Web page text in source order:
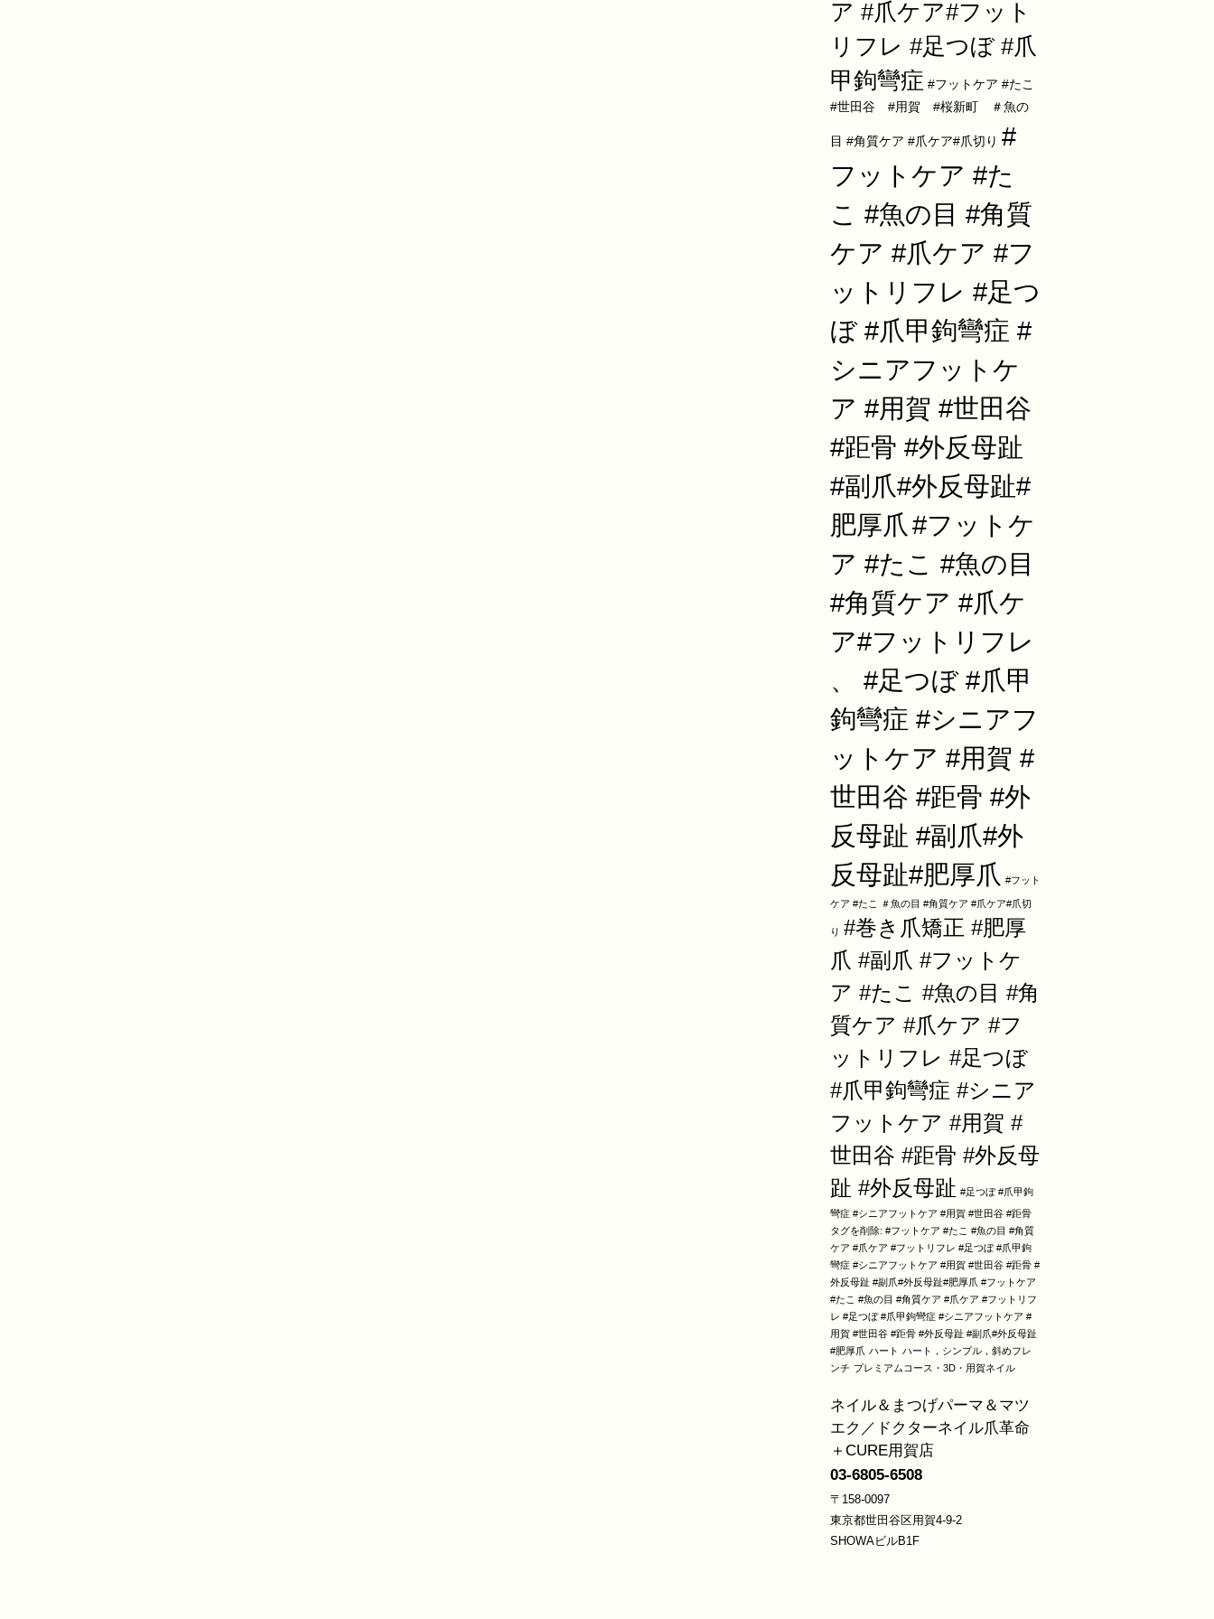
ア #爪ケア#フット
リフレ #足つぼ #爪
甲鉤彎症 #フットケア #たこ
#世田谷 #用賀 #桜新町 ＃魚の
目 #角質ケア #爪ケア#爪切り #
フットケア #た
こ #魚の目 #角質
ケア #爪ケア #フ
ットリフレ #足つ
ぼ #爪甲鉤彎症 #
シニアフットケ
ア #用賀 #世田谷
#距骨 #外反母趾
#副爪#外反母趾#
肥厚爪 #フットケ
ア #たこ #魚の目
#角質ケア #爪ケ
ア#フットリフレ
、 #足つぼ #爪甲
鉤彎症 #シニアフ
ットケア #用賀 #
世田谷 #距骨 #外
反母趾 #副爪#外
反母趾#肥厚爪 #フット
ケア #たこ ＃魚の目 #角質ケア #爪ケア#爪切
り #巻き爪矯正 #肥厚
爪 #副爪 #フットケ
ア #たこ #魚の目 #角
質ケア #爪ケア #フ
ットリフレ #足つぼ
#爪甲鉤彎症 #シニア
フットケア #用賀 #
世田谷 #距骨 #外反母
趾 #外反母趾 #足つぼ #爪甲鉤
彎症 #シニアフットケア #用賀 #世田谷 #距骨
タグを削除: #フットケア #たこ #魚の目 #角質
ケア #爪ケア #フットリフレ #足つぼ #爪甲鉤
彎症 #シニアフットケア #用賀 #世田谷 #距骨 #
外反母趾 #副爪#外反母趾#肥厚爪 #フットケア
#たこ #魚の目 #角質ケア #爪ケア #フットリフ
レ #足つぼ #爪甲鉤彎症 #シニアフットケア #
用賀 #世田谷 #距骨 #外反母趾 #副爪#外反母趾
#肥厚爪 ハート ハート，シンプル，斜めフレ
ンチ プレミアムコース・3D・用賀ネイル
ネイル＆まつげパーマ＆マツ
エク／ドクターネイル爪革命
＋CURE用賀店
03-6805-6508
〒158-0097
東京都世田谷区用賀4-9-2
SHOWAビルB1F